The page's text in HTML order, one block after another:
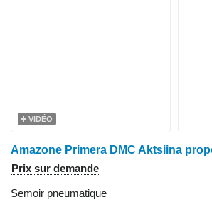
VIDÉO
Amazone Primera DMC Aktsiina
Prix sur demande
Semoir pneumatique